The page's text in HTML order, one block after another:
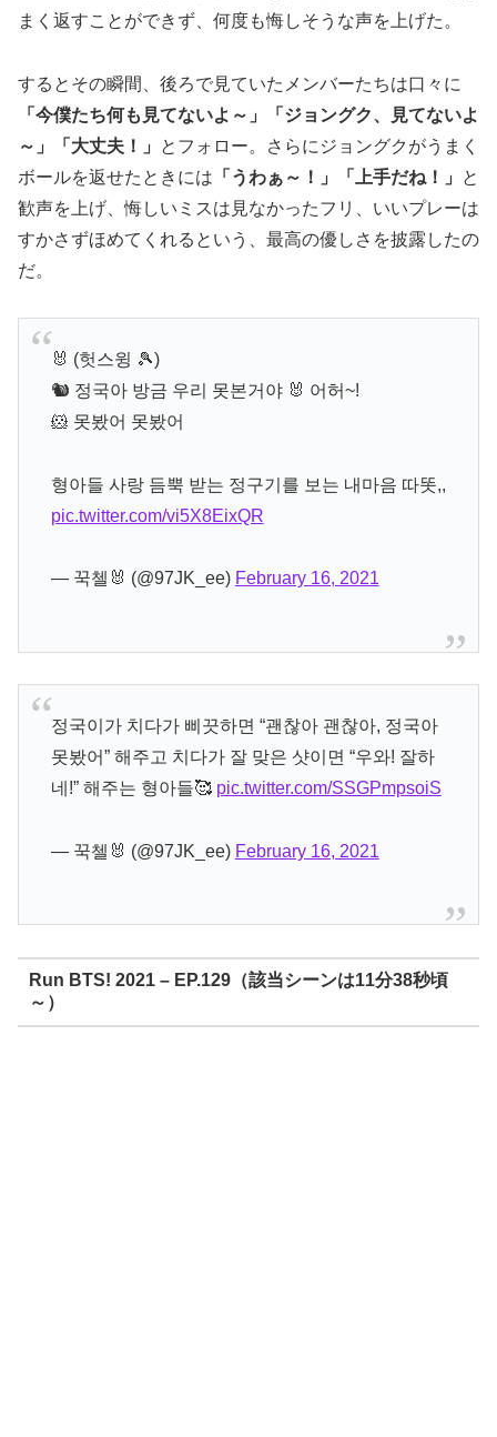
まく返すことができず、何度も悔しそうな声を上げた。
するとその瞬間、後ろで見ていたメンバーたちは口々に
「今僕たち何も見てないよ～」「ジョングク、見てないよ
～」「大丈夫！」
とフォロー。さらにジョングクがうまく
ボールを返せたときには 「うわぁ～！」「上手だね！」
と
歓声を上げ、悔しいミスは見なかったフリ、いいプレーは
すかさずほめてくれるという、最高の優しさを披露したの
だ。
🐰 (헛스윙 🎾)
🐿 정국아 방금 우리 못본거야 🐰 어허~!
🐹 못봤어 못봤어
형아들 사랑 듬뿍 받는 정구기를 보는 내마음 따똣,,
pic.twitter.com/vi5X8EixQR
— 꾹첼🐰 (@97JK_ee) February 16, 2021
정국이가 치다가 삐끗하면 “괜찮아 괜찮아, 정국아
못봤어” 해주고 치다가 잘 맞은 샷이면 “우와! 잘하
네!” 해주는 형아들🥰 pic.twitter.com/SSGPmpsoiS
— 꾹첼🐰 (@97JK_ee) February 16, 2021
Run BTS! 2021 – EP.129（該当シーンは11分38秒頃
～）